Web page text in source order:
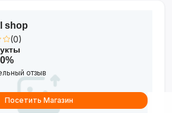
shop
(0)
0%
отзыв
Посетить Магазин